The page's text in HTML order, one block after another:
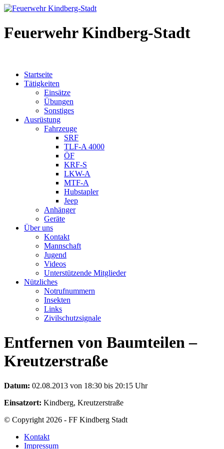
Feuerwehr Kindberg-Stadt
Startseite
Tätigkeiten
Einsätze
Übungen
Sonstiges
Ausrüstung
Fahrzeuge
SRF
TLF-A 4000
ÖF
KRF-S
LKW-A
MTF-A
Hubstapler
Jeep
Anhänger
Geräte
Über uns
Kontakt
Mannschaft
Jugend
Videos
Unterstützende Mitglieder
Nützliches
Notrufnummern
Insekten
Links
Zivilschutzsignale
Entfernen von Baumteilen –
Kreutzerstraße
Datum: 02.08.2013 von 18:30 bis 20:15 Uhr
Einsatzort: Kindberg, Kreutzerstraße
© Copyright 2026 - FF Kindberg Stadt
Kontakt
Impressum